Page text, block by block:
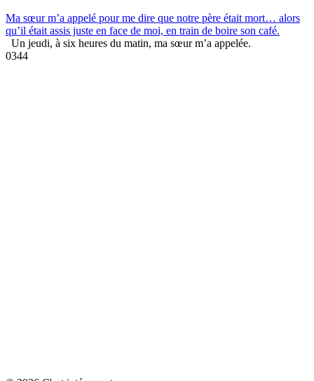
Ma sœur m’a appelé pour me dire que notre père était mort… alors
qu’il était assis juste en face de moi, en train de boire son café.
Un jeudi, à six heures du matin, ma sœur m’a appelée.
0344